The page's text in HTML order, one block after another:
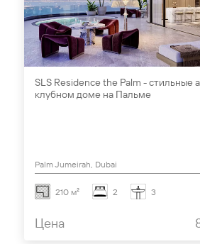
SLS Residence the Palm - стильные
клубном доме на Пальме
Palm Jumeirah, Dubai
210 м² 2 3
Цена